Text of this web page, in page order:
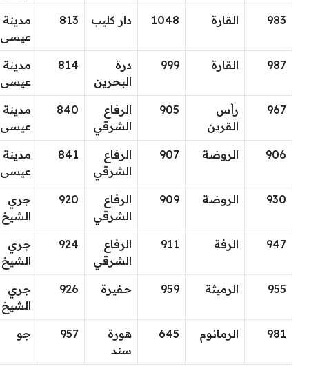
983 القارة 1048 دار كليب 813
مدينة
عيسى
987 القارة 999
درة
البحرين
814
مدينة
عيسى
967
رأس
القرين
905
الرفاع
الشرقي
840
مدينة
عيسى
906 الروضة 907
الرفاع
الشرقي
841
مدينة
عيسى
930 الروضة 909
الرفاع
الشرقي
920
جري
الشيخ
947 الرفة 911
الرفاع
الشرقي
924
جري
الشيخ
955 الرميثة 959 حفيرة 926
جري
الشيخ
981 الرمانوم 645
هورة
سند
957 جو